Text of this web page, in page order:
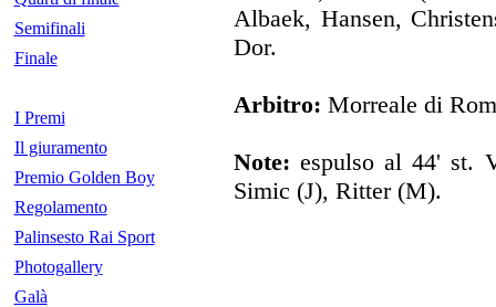
Semifinali
Finale
I Premi
Il giuramento
Premio Golden Boy
Regolamento
Palinsesto Rai Sport
Photogallery
Galà
Albaek, Hansen,
Dor.
Arbitro: Morreale di
Note: espulso al 44' st.
Simic (J), Ritter (M).